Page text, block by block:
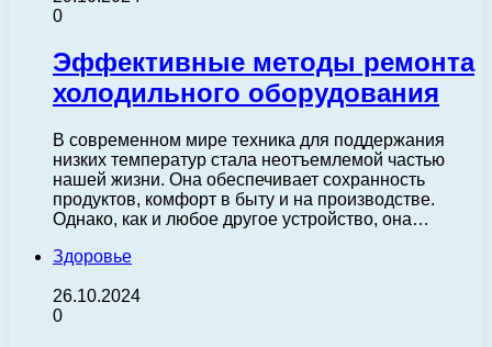
0
Эффективные методы ремонта
холодильного оборудования
В современном мире техника для поддержания
низких температур стала неотъемлемой частью
нашей жизни. Она обеспечивает сохранность
продуктов, комфорт в быту и на производстве.
Однако, как и любое другое устройство, она…
Здоровье
26.10.2024
0